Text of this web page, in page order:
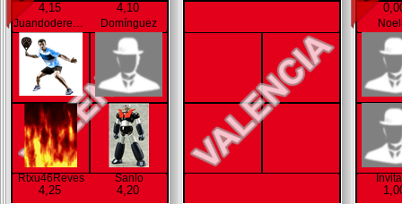
4,15 4,10
Domínguez
Rtxu46Reves
4,25
Sanlo
4,20